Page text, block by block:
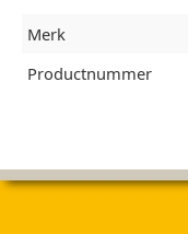
Merk
Productnummer